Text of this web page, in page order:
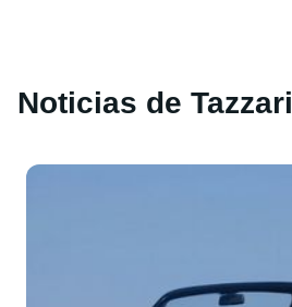
Noticias de Tazzari